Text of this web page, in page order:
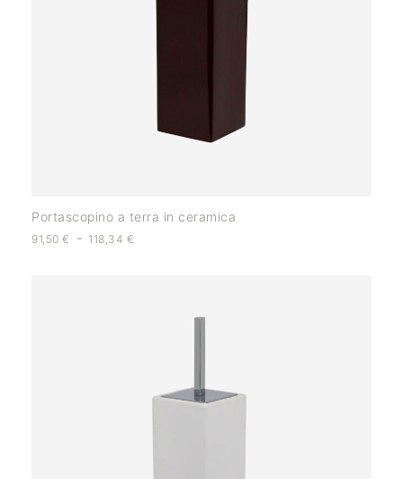
Portascopino a terra in ceramica
91,50 € - 118,34 €